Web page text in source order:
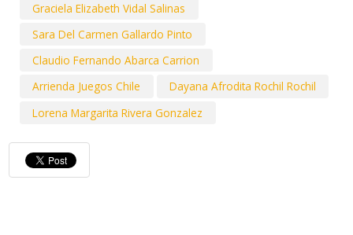
Graciela Elizabeth Vidal Salinas
Sara Del Carmen Gallardo Pinto
Claudio Fernando Abarca Carrion
Arrienda Juegos Chile
Dayana Afrodita Rochil Rochil
Lorena Margarita Rivera Gonzalez